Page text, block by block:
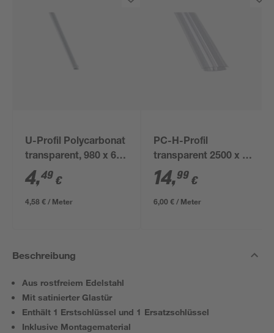
U-Profil Polycarbonat
transparent, 980 x 6
mm
4,49 €
4,58 € / Meter
PC-H-Profil
transparent 2500 x 6
mm
14,99 €
6,00 € / Meter
Beschreibung
Aus rostfreiem Edelstahl
Mit satinierter Glastür
Enthält 1 Erstschlüssel und 1 Ersatzschlüssel
Inklusive Montagematerial